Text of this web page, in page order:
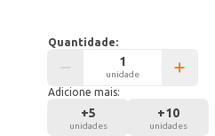
Quantidade:
unidade
Adicione mais:
+5
unidades
+10
unidades